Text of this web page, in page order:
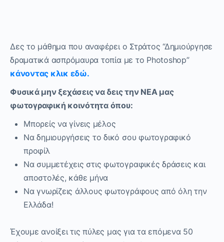
Δες το μάθημα που αναφέρει ο Στράτος “Δημιούργησε
δραματικά ασπρόμαυρα τοπία με το Photoshop”
κάνοντας κλικ εδώ.
Φυσικά μην ξεχάσεις να δεις την ΝΕΑ μας
φωτογραφική κοινότητα όπου:
Μπορείς να γίνεις μέλος
Να δημιουργήσεις το δικό σου φωτογραφικό
προφίλ
Να συμμετέχεις στις φωτογραφικές δράσεις και
αποστολές, κάθε μήνα
Να γνωρίζεις άλλους φωτογράφους από όλη την
Ελλάδα!
Έχουμε ανοίξει τις πύλες μας για τα επόμενα 50